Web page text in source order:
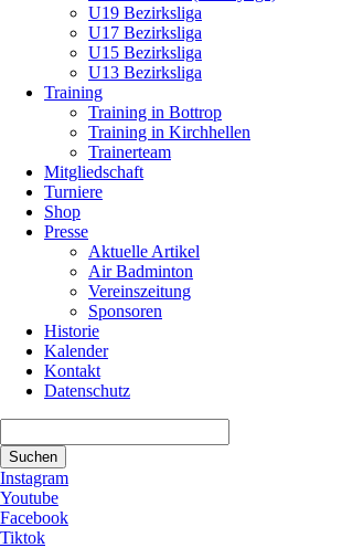
U19 Bezirksliga
U17 Bezirksliga
U15 Bezirksliga
U13 Bezirksliga
Training
Training in Bottrop
Training in Kirchhellen
Trainerteam
Mitgliedschaft
Turniere
Shop
Presse
Aktuelle Artikel
Air Badminton
Vereinszeitung
Sponsoren
Historie
Kalender
Kontakt
Datenschutz
Suchen
Instagram
Youtube
Facebook
Tiktok